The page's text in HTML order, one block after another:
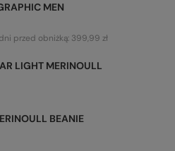
MEN
przed obniżką: 399,99 zł
LIGHT MERINOULL
BEANIE